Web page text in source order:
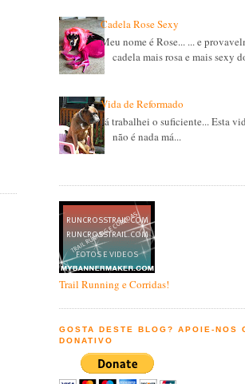
Cadela Rose Sexy
Meu nome é Rose... ... e
cadela mais rosa e mais sexy
Vida de Reformado
Já trabalhei o suficiente... Esta
não é nada má...
Trail Running e Corridas!
GOSTA DESTE BLOG? APOIE-NOS
DONATIVO